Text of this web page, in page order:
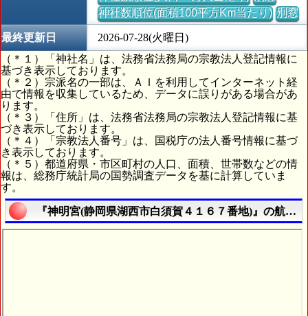
神社数順位(面積100平方Km当たり) 別窓
最終更新日
2026-07-28(火曜日)
（＊１）「神社名」は、法務省法務局の宗教法人登記情報に
基づき表示しております。
（＊２）宗派名の一部は、ＡＩを利用してインターネット経
由で情報を収集しているため、データに誤りがある場合があ
ります。
（＊３）「住所」は、法務省法務局の宗教法人登記情報に基
づき表示しております。
（＊４）「宗教法人番号」は、国税庁の法人番号情報に基づ
き表示しております。
（＊５）都道府県・市区町村の人口、面積、世帯数などの情
報は、総務庁統計局の国勢調査データを基に計算していま
す。
『神明宮(静岡県湖西市白須賀４１６７番地)』の航空